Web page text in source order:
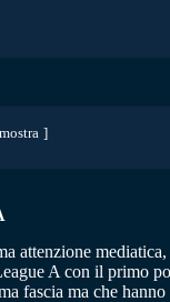
mostra
attenzione
A con il primo
fascia ma che